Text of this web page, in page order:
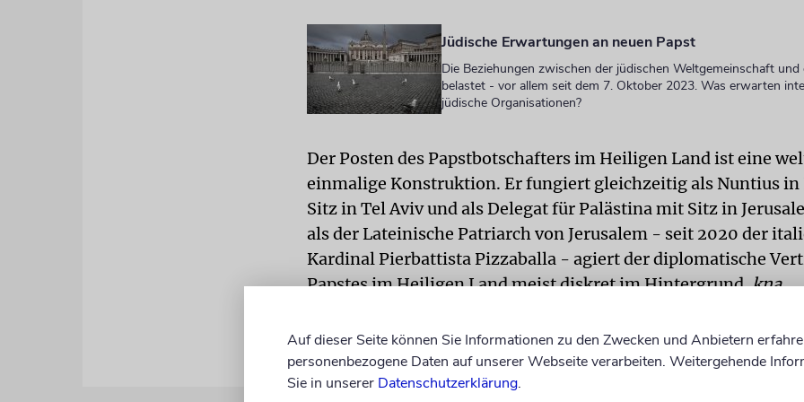
Jüdische Erwartungen an neuen Papst
Die Beziehungen zwischen der jüdischen Weltgemeinschaft
belastet - vor allem seit dem 7. Oktober 2023. Was erwarten
jüdische Organisationen?
Der Posten des Papstbotschafters im Heiligen Land ist eine
einmalige Konstruktion. Er fungiert gleichzeitig als Nuntius
Sitz in Tel Aviv und als Delegat für Palästina mit Sitz in
als der Lateinische Patriarch von Jerusalem - seit 2020 der
Kardinal Pierbattista Pizzaballa - agiert der diplomatische
Papstes im Heiligen Land meist diskret im Hintergrund.kna
Auf dieser Seite können Sie Informationen zu den Zwecken und Anbietern
personenbezogene Daten auf unserer Webseite verarbeiten. Weitergehende
Sie in unserer Datenschutzerklärung.